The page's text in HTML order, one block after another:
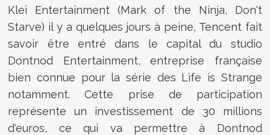
Klei Entertainment (Mark of the Ninja, Don't
Starve) il y a quelques jours à peine, Tencent fait
savoir être entré dans le capital du studio
Dontnod Entertainment, entreprise française
bien connue pour la série des Life is Strange
notamment. Cette prise de participation
représente un investissement de 30 millions
d'euros, ce qui va permettre à Dontnod